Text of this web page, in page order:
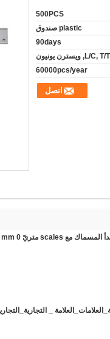
500PCS
plastic صندوق
90days
L/C, T/T, ويسترن يونيون
60000pcs/year
اتصل
_